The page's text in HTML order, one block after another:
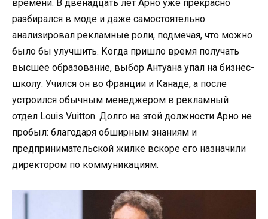
времени. В двенадцать лет Арно уже прекрасно
разбирался в моде и даже самостоятельно
анализировал рекламные роли, подмечая, что можно
было бы улучшить. Когда пришло время получать
высшее образование, выбор Антуана упал на бизнес-
школу. Учился он во Франции и Канаде, а после
устроился обычным менеджером в рекламный
отдел Louis Vuitton. Долго на этой должности Арно не
пробыл: благодаря обширным знаниям и
предпринимательской жилке вскоре его назначили
директором по коммуникациям.